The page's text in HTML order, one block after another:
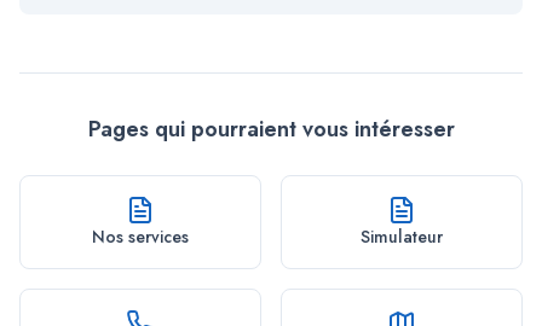
Pages qui pourraient vous intéresser
Nos services Simulateur